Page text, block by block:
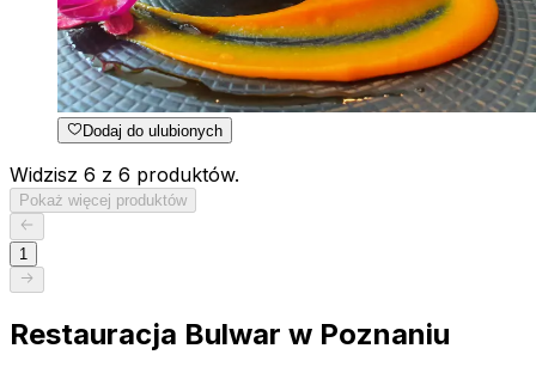
Dodaj do ulubionych
Widzisz 6 z 6 produktów.
Pokaż więcej produktów
1
Restauracja Bulwar w Poznaniu